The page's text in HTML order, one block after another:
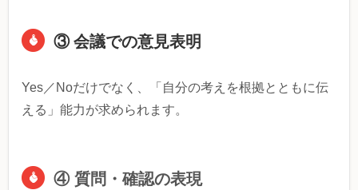
③ 会議での意見表明
Yes／Noだけでなく、「自分の考えを根拠とともに伝
える」能力が求められます。
④ 質問・確認の表現